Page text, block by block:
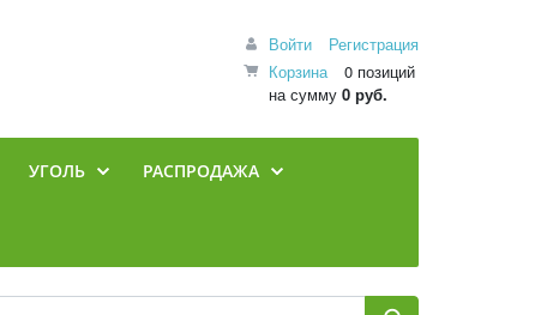
Войти
Регистрация
Корзина
0 позиций
на сумму 0 руб.
УГОЛЬ РАСПРОДАЖА